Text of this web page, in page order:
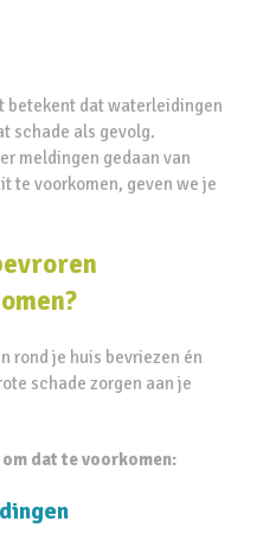
betekent dat waterleidingen
schade als gevolg.
meldingen gedaan van
te voorkomen, geven we je
rond je huis bevriezen én
schade zorgen aan je
dat te voorkomen: